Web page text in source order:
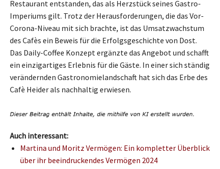
Restaurant entstanden, das als Herzstück seines Gastro-
Imperiums gilt. Trotz der Herausforderungen, die das Vor-
Corona-Niveau mit sich brachte, ist das Umsatzwachstum
des Cafès ein Beweis für die Erfolgsgeschichte von Dost.
Das Daily-Coffee Konzept ergänzte das Angebot und schafft
ein einzigartiges Erlebnis für die Gäste. In einer sich ständig
verändernden Gastronomielandschaft hat sich das Erbe des
Cafè Heider als nachhaltig erwiesen.
Auch interessant:
Martina und Moritz Vermögen: Ein kompletter Überblick
über ihr beeindruckendes Vermögen 2024